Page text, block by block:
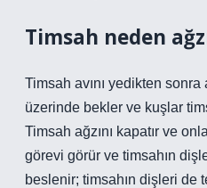
Timsah neden
Timsah avını yedikten sonra
üzerinde bekler ve kuşlar
Timsah ağzını kapatır ve
görevi görür ve timsahın
beslenir; timsahın dişleri de